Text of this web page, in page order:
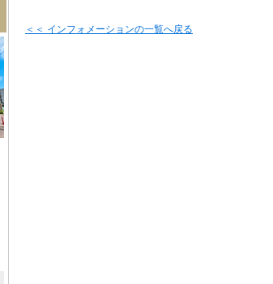
＜＜ インフォメーションの一覧へ戻る